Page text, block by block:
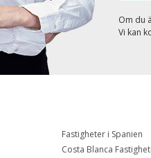
Om du
Vi kan
Fastigheter i Spanien
Costa Blanca